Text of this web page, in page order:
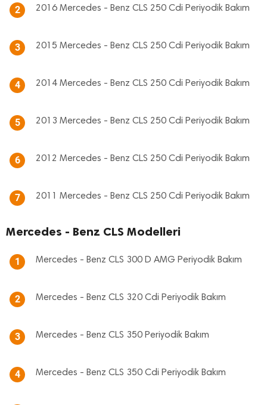
2 2016 Mercedes - Benz CLS 250 Cdi Periyodik Bakım
3 2015 Mercedes - Benz CLS 250 Cdi Periyodik Bakım
4 2014 Mercedes - Benz CLS 250 Cdi Periyodik Bakım
5 2013 Mercedes - Benz CLS 250 Cdi Periyodik Bakım
6 2012 Mercedes - Benz CLS 250 Cdi Periyodik Bakım
7 2011 Mercedes - Benz CLS 250 Cdi Periyodik Bakım
Mercedes - Benz CLS Modelleri
1 Mercedes - Benz CLS 300 D AMG Periyodik Bakım
2 Mercedes - Benz CLS 320 Cdi Periyodik Bakım
3 Mercedes - Benz CLS 350 Periyodik Bakım
4 Mercedes - Benz CLS 350 Cdi Periyodik Bakım